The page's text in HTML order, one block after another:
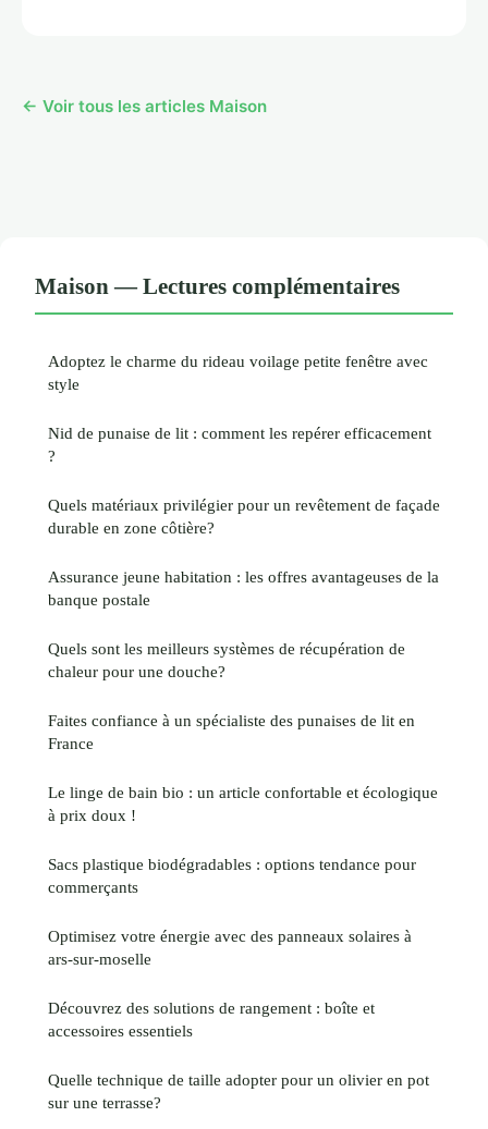
← Voir tous les articles Maison
Maison — Lectures complémentaires
Adoptez le charme du rideau voilage petite fenêtre avec
style
Nid de punaise de lit : comment les repérer efficacement
?
Quels matériaux privilégier pour un revêtement de façade
durable en zone côtière?
Assurance jeune habitation : les offres avantageuses de la
banque postale
Quels sont les meilleurs systèmes de récupération de
chaleur pour une douche?
Faites confiance à un spécialiste des punaises de lit en
France
Le linge de bain bio : un article confortable et écologique
à prix doux !
Sacs plastique biodégradables : options tendance pour
commerçants
Optimisez votre énergie avec des panneaux solaires à
ars-sur-moselle
Découvrez des solutions de rangement : boîte et
accessoires essentiels
Quelle technique de taille adopter pour un olivier en pot
sur une terrasse?